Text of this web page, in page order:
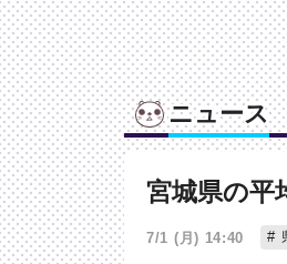
ニュース
宮城県の平
7/1 (月) 14:40